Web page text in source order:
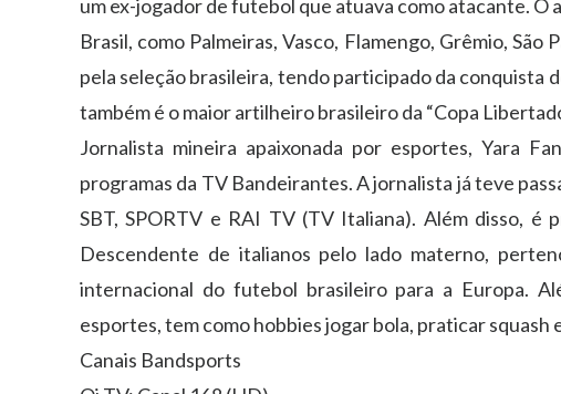
um ex-jogador de futebol que atuava como atacante. O
Brasil, como Palmeiras, Vasco, Flamengo, Grêmio,
pela seleção brasileira, tendo participado da conquista
também é o maior artilheiro brasileiro da “Copa
Jornalista mineira apaixonada por esportes, Yara
programas da TV Bandeirantes. A jornalista já teve
SBT, SPORTV e RAI TV (TV Italiana). Além disso,
Descendente de italianos pelo lado materno,
internacional do futebol brasileiro para a Europa.
esportes, tem como hobbies jogar bola, praticar squash
Canais Bandsports